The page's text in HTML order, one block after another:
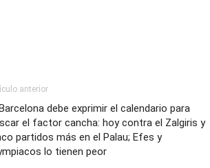
anterior
debe exprimir el calendario para
el factor cancha: hoy contra el Zalgiris y
partidos más en el Palau; Efes y
lo tienen peor